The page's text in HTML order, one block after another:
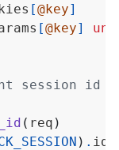
[@key]
[@key]
session id
( req )
) .